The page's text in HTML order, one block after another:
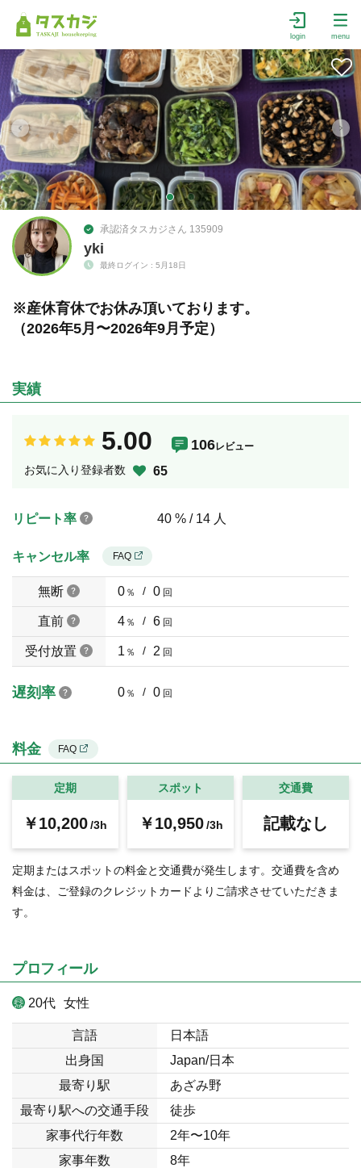
login menu
承認済タスカジさん 135909
yki
最終ログイン : 5月18日
※産休育休でお休み頂いております。
（2026年5月〜2026年9月予定）
実績
5.00 106レビュー
お気に入り登録者数 65
リピート率 40 % / 14 人
キャンセル率 FAQ
無断 0％ / 0 回
直前 4％ / 6 回
受付放置 1％ / 2 回
遅刻率 0％ / 0 回
料金 FAQ
定期
￥10,200 /3h
スポット
￥10,950 /3h
交通費
記載なし
定期またはスポットの料金と交通費が発生します。交通費を含め
料金は、ご登録のクレジットカードよりご請求させていただきま
す。
プロフィール
20代 女性
言語
日本語
出身国
Japan/日本
最寄り駅
あざみ野
最寄り駅への交通手段
徒歩
家事代行年数
2年〜10年
家事年数
8年